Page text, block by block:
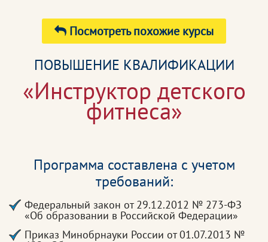
Посмотреть похожие курсы
ПОВЫШЕНИЕ КВАЛИФИКАЦИИ
«Инструктор детского
фитнеса»
Программа составлена с учетом
требований:
Федеральный закон от 29.12.2012 № 273-ФЗ
«Об образовании в Российской Федерации»
Приказ Минобрнауки России от 01.07.2013 №